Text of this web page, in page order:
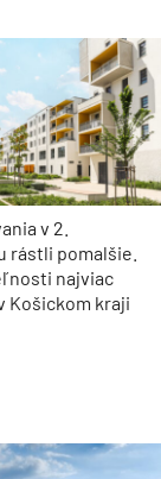
v 2.
rástli pomalšie.
najviac
Košickom kraji